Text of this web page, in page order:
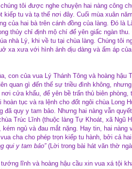
tôi được nghe chuyện hai nàng công
kiếp tu và tạ thế nơi đây. Cuối mùa xuân
của hai bà trên cánh đồng của làng. Đó là
thủy chỉ định mộ chí để yên giấc ngàn
nhà Lý, khi về tu tại chùa làng. Chúng tôi
xa xưa với hình ảnh dịu dàng và ấm áp
con của vua Lý Thánh Tông và hoàng hậu
quan gì đến thế sự triều đình không,
cửa khẩu, để yên bề trấn thủ biên phòng,
hoàn tục và ra lệnh cho đốt ngôi chùa Long
đã quy y tam bảo. Nhưng hai nàng vẫn
Trúc Lĩnh (thuộc làng Tự Khoát, xã Ngũ
kém ngủ và đau mắt nặng. Hay tin, hai nàng
cha cho phép trọn kiếp tu hành, bởi cả hai
qui y tam bảo” (Lời trong bài hát văn thờ
lĩnh và hoàng hậu cầu xin vua xá tội